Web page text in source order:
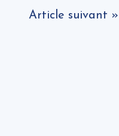
Article suivant »